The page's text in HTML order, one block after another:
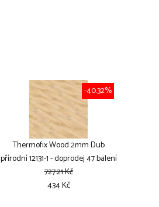
Thermofix Wood 2mm Dub
přírodní 12131-1 - doprodej 47 balení
-40.32%
727.21 Kč
434 Kč